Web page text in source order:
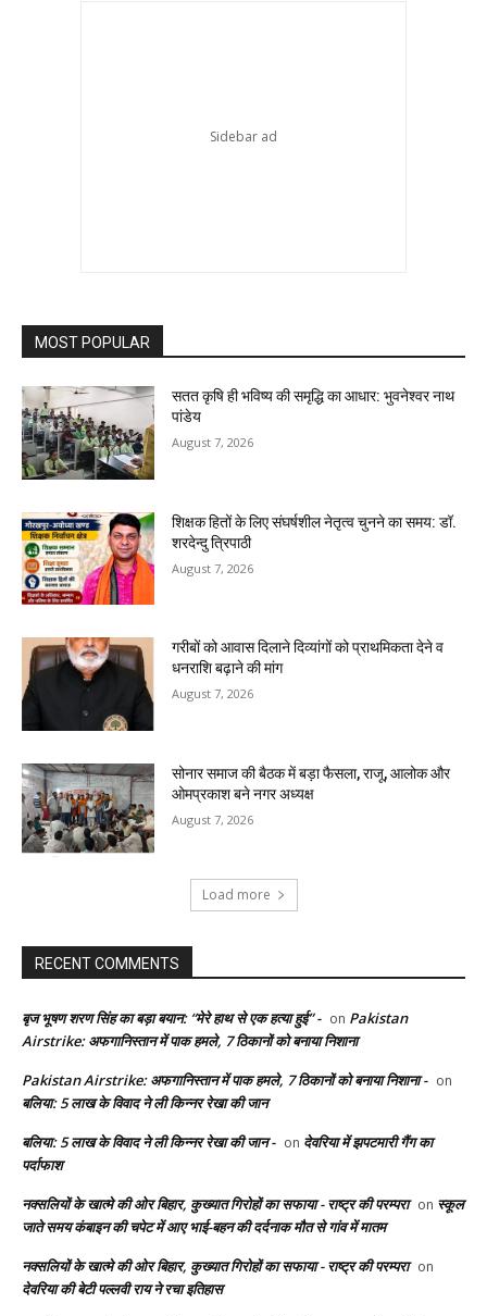
MOST POPULAR
सतत कृषि ही भविष्य की समृद्धि का आधार: भुवनेश्वर नाथ
पांडेय
August 7, 2026
शिक्षक हितों के लिए संघर्षशील नेतृत्व चुनने का समय: डॉ.
शरदेन्दु त्रिपाठी
August 7, 2026
गरीबों को आवास दिलाने दिव्यांगों को प्राथमिकता देने व
धनराशि बढ़ाने की मांग
August 7, 2026
सोनार समाज की बैठक में बड़ा फैसला, राजू, आलोक और
ओमप्रकाश बने नगर अध्यक्ष
August 7, 2026
Load more
RECENT COMMENTS
बृज भूषण शरण सिंह का बड़ा बयान: “मेरे हाथ से एक हत्या हुई” - on Pakistan
Airstrike: अफगानिस्तान में पाक हमले, 7 ठिकानों को बनाया निशाना
Pakistan Airstrike: अफगानिस्तान में पाक हमले, 7 ठिकानों को बनाया निशाना - on
बलिया: 5 लाख के विवाद ने ली किन्नर रेखा की जान
बलिया: 5 लाख के विवाद ने ली किन्नर रेखा की जान - on देवरिया में झपटमारी गैंग का
पर्दाफाश
नक्सलियों के खात्मे की ओर बिहार, कुख्यात गिरोहों का सफाया - राष्ट्र की परम्परा on स्कूल
जाते समय कंबाइन की चपेट में आए भाई-बहन की दर्दनाक मौत से गांव में मातम
नक्सलियों के खात्मे की ओर बिहार, कुख्यात गिरोहों का सफाया - राष्ट्र की परम्परा on
देवरिया की बेटी पल्लवी राय ने रचा इतिहास